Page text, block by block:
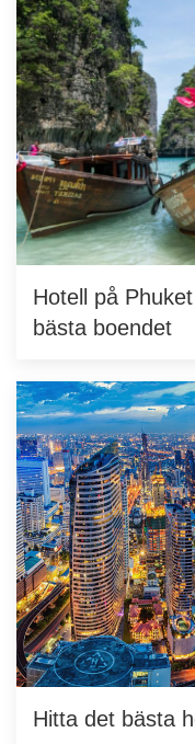
Hotell på
bästa boendet
Hitta det bästa